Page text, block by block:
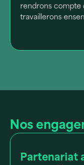
rendrons compte
travaillerons
Nos
Partenariat